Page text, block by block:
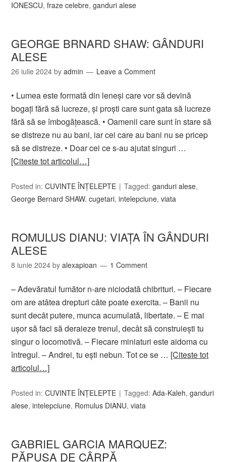
IONESCU,fraze celebre,ganduri alese
GEORGE BRNARD SHAW: GÂNDURI
ALESE
26 iulie 2024 byadmin Leave a Comment
• Lumea este formată din leneşi care vor să devină
bogaţi fără să lucreze, şi proşti care sunt gata să lucreze
fără să se îmbogăţească. • Oamenii care sunt în stare să
se distreze nu au bani, iar cei care au bani nu se pricep
să se distreze. • Doar cei ce s-au ajutat singuri …
[Citeste tot articolul…]
Posted in:CUVINTE ÎNȚELEPTE Tagged:ganduri alese,
George Bernard SHAW. cugetari,intelepciune,viata
ROMULUS DIANU: VIAŢA ÎN GÂNDURI
ALESE
8 iunie 2024 byalexapioan 1 Comment
– Adevăratul fumător n-are niciodată chibrituri. – Fiecare
om are atâtea drepturi câte poate exercita. – Banii nu
sunt decât putere, munca acumulată, libertate. – E mai
ușor să faci să deraieze trenul, decât să construieşti tu
singur o locomotivă. – Fiecare miniaturi este aidoma cu
întregul. – Andrei, tu eşti nebun. Tot ce se … [Citeste tot
articolul…]
Posted in:CUVINTE ÎNȚELEPTE Tagged:Ada-Kaleh,ganduri
alese,intelepciune, Romulus DIANU,viata
GABRIEL GARCIA MARQUEZ:
PĂPUȘA DE CÂRPĂ